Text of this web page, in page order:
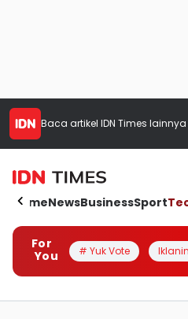
Baca artikel IDN Times lainnya
HomeNewsBusinessSport
For
You
# Yuk Vote